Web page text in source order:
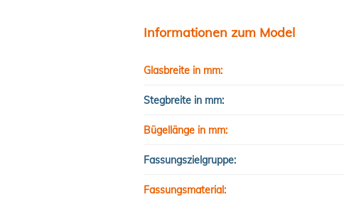
Informationen zum Model
Glasbreite in mm:
Stegbreite in mm:
Bügellänge in mm:
Fassungszielgruppe:
Fassungsmaterial: